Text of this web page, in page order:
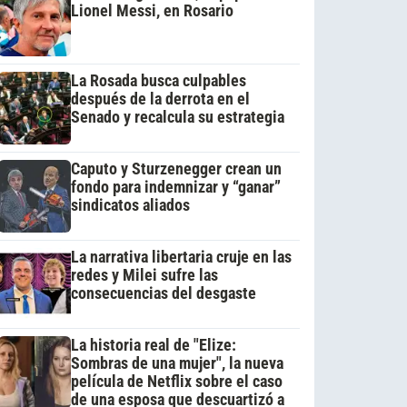
Lionel Messi, en Rosario
La Rosada busca culpables
después de la derrota en el
Senado y recalcula su estrategia
Caputo y Sturzenegger crean un
fondo para indemnizar y “ganar”
sindicatos aliados
La narrativa libertaria cruje en las
redes y Milei sufre las
consecuencias del desgaste
La historia real de "Elize:
Sombras de una mujer", la nueva
película de Netflix sobre el caso
de una esposa que descuartizó a